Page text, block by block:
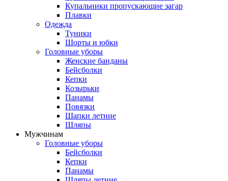
Купальники пропускающие загар
Плавки
Одежда
Туники
Шорты и юбки
Головные уборы
Женские банданы
Бейсболки
Кепки
Козырьки
Панамы
Повязки
Шапки летние
Шляпы
Мужчинам
Головные уборы
Бейсболки
Кепки
Панамы